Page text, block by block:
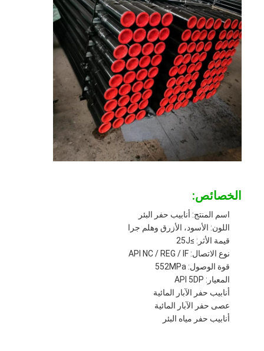
الخصائص:
اسم المنتج: أنابيب حفر البئر
اللون: الأسود، الأزرق وهلم جرا
قيمة الأثر: ≥25J
نوع الاتصال: API NC / REG / IF
قوة الوصول: 552MPa
المعيار: API 5DP
أنابيب حفر الآبار المائية
عصى حفر الآبار المائية
أنابيب حفر مياه البئر